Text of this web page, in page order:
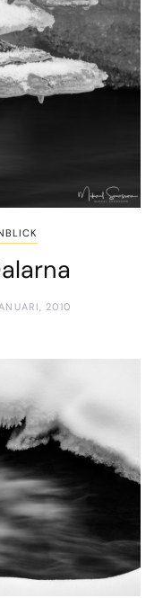
2010